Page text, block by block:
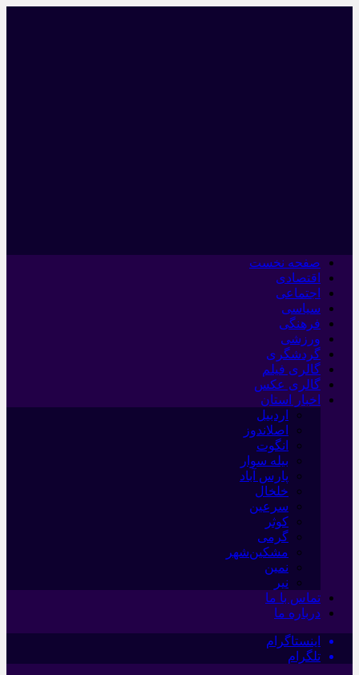
صفحه نخست
اقتصادی
اجتماعی
سیاسی
فرهنگی
ورزشی
گردشگری
گالری فیلم
گالری عکس
اخبار استان
اردبیل
اصلاندوز
انگوت
بیله سوار
پارس آباد
خلخال
سرعین
کوثر
گرمی
مشکین‌شهر
نمین
نیر
تماس با ما
درباره ما
اینستاگرام
تلگرام